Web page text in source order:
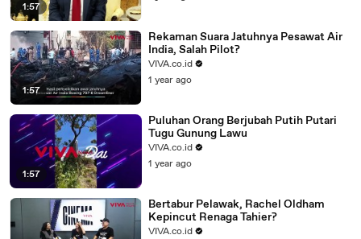
1:57
1:57
Rekaman Suara Jatuhnya Pesawat Air
India, Salah Pilot?
VIVA.co.id
1 year ago
1:57
Puluhan Orang Berjubah Putih Putari
Tugu Gunung Lawu
VIVA.co.id
1 year ago
Bertabur Pelawak, Rachel Oldham
Kepincut Renaga Tahier?
VIVA.co.id